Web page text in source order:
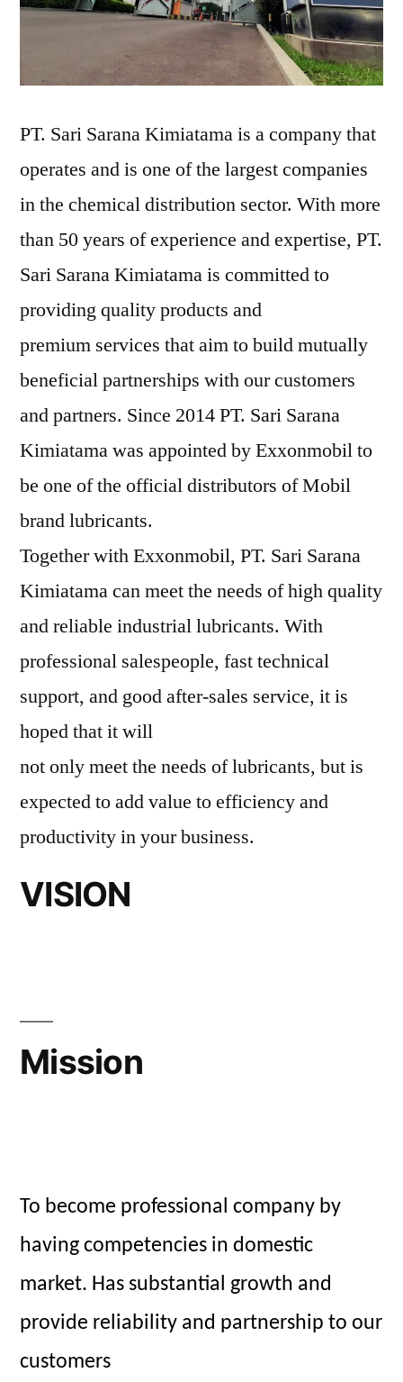
PT. Sari Sarana Kimiatama is a company that
operates and is one of the largest companies
in the chemical distribution sector. With more
than 50 years of experience and expertise, PT.
Sari Sarana Kimiatama is committed to
providing quality products and
premium services that aim to build mutually
beneficial partnerships with our customers
and partners. Since 2014 PT. Sari Sarana
Kimiatama was appointed by Exxonmobil to
be one of the official distributors of Mobil
brand lubricants.
Together with Exxonmobil, PT. Sari Sarana
Kimiatama can meet the needs of high quality
and reliable industrial lubricants. With
professional salespeople, fast technical
support, and good after-sales service, it is
hoped that it will
not only meet the needs of lubricants, but is
expected to add value to efficiency and
productivity in your business.
VISION
Mission
To become professional company by
having competencies in domestic
market. Has substantial growth and
provide reliability and partnership to our
customers